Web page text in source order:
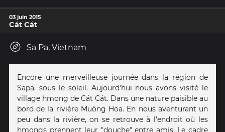
03 juin 2015
Cát Cát
Sa Pa, Vietnam
Encore une merveilleuse journée dans la région de
Sapa, sous le soleil. Aujourd'hui nous avons visité le
village hmong de Cát Cát. Dans une nature paisible au
bord de la rivière Muòng Hoa. En nous aventurant un
peu dans la rivière, on se retrouve à l'endroit où les
hmongs prennent leur "douche" entre amis. Le cadre